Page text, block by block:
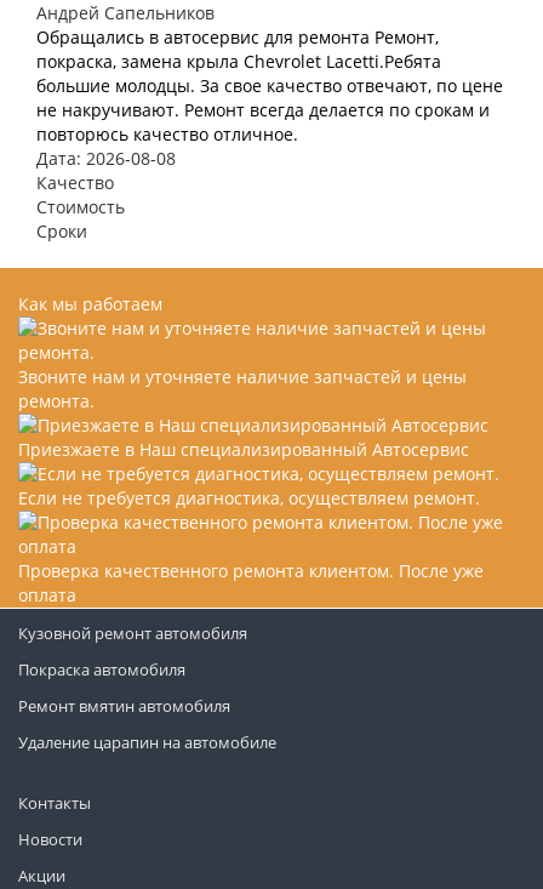
Андрей Сапельников
Обращались в автосервис для ремонта Ремонт,
покраска, замена крыла Chevrolet Lacetti.Ребята
большие молодцы. За свое качество отвечают, по цене
не накручивают. Ремонт всегда делается по срокам и
повторюсь качество отличное.
Дата: 2026-08-08
Качество
Стоимость
Сроки
Как мы работаем
Звоните нам и уточняете наличие запчастей и цены
ремонта.
Приезжаете в Наш специализированный Автосервис
Если не требуется диагностика, осуществляем ремонт.
Проверка качественного ремонта клиентом. После уже
оплата
Контакты
Новости
Акции
Кузовной ремонт автомобиля
Покраска автомобиля
Ремонт вмятин автомобиля
Удаление царапин на автомобиле